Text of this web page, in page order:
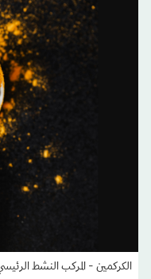
الكركمين - المركب النشط